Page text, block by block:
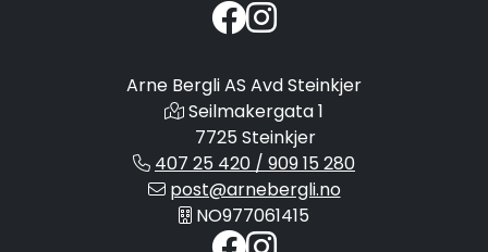
Arne Bergli AS Avd Steinkjer
Seilmakergata 1
7725 Steinkjer
407 25 420 / 909 15 280
post@arnebergli.no
NO977061415